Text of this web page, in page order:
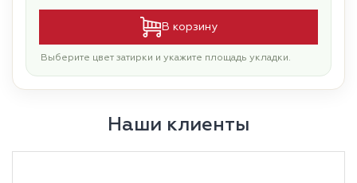
В корзину
Выберите цвет затирки и укажите площадь укладки.
Наши клиенты